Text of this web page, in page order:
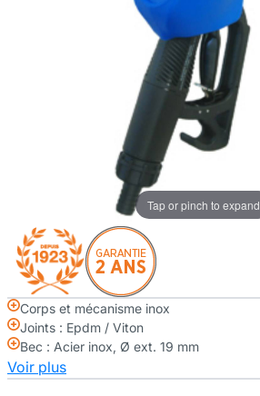
Tap or pinch to expand
Corps et mécanisme inox
Joints : Epdm / Viton
Bec : Acier inox, Ø ext. 19 mm
Voir plus